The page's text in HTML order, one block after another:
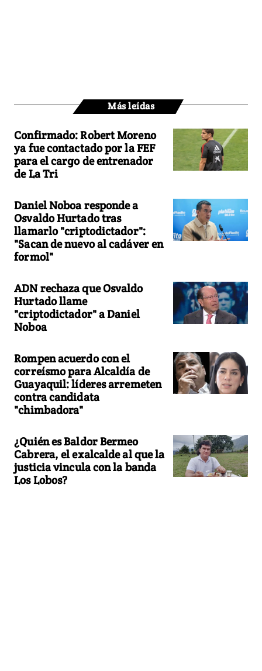
Más leídas
Confirmado: Robert Moreno
ya fue contactado por la FEF
para el cargo de entrenador
de La Tri
Daniel Noboa responde a
Osvaldo Hurtado tras
llamarlo "criptodictador":
"Sacan de nuevo al cadáver en
formol"
ADN rechaza que Osvaldo
Hurtado llame
"criptodictador" a Daniel
Noboa
Rompen acuerdo con el
correísmo para Alcaldía de
Guayaquil: líderes arremeten
contra candidata
"chimbadora"
¿Quién es Baldor Bermeo
Cabrera, el exalcalde al que la
justicia vincula con la banda
Los Lobos?